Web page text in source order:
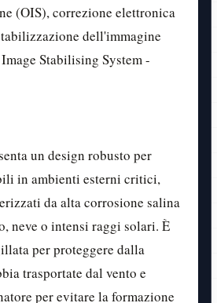
(OIS), correzione elettronica
dell'immagine
Stabilising System -
un design robusto per
in ambienti esterni critici,
da alta corrosione salina
neve o intensi raggi solari. È
per proteggere dalla
trasportate dal vento e
per evitare la formazione